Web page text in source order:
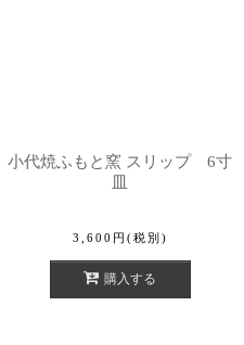
小代焼ふもと窯 スリップ 6寸
皿
3,600 円 (税別)
購入する